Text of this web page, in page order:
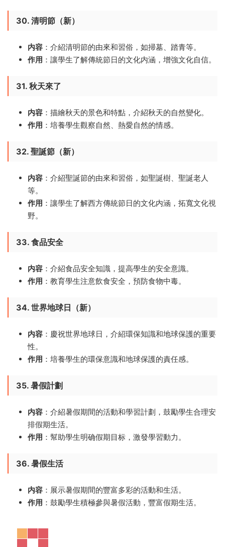
30. 清明節（新）
内容 ：介紹清明節的由來和習俗，如掃墓、踏青等。
作用 ：讓學生了解傳統節日的文化内涵，增強文化自信。
31. 秋天來了
内容 ：描繪秋天的景色和特點，介紹秋天的自然變化。
作用 ：培養學生觀察自然、熱愛自然的情感。
32. 聖誕節（新）
内容 ：介紹聖誕節的由來和習俗，如聖誕樹、聖誕老人
等。
作用 ：讓學生了解西方傳統節日的文化内涵，拓寬文化視
野。
33. 食品安全
内容 ：介紹食品安全知識，提高學生的安全意識。
作用 ：教育學生注意飲食安全，預防食物中毒。
34. 世界地球日（新）
内容 ：慶祝世界地球日，介紹環保知識和地球保護的重要
性。
作用 ：培養學生的環保意識和地球保護的責任感。
35. 暑假計劃
内容 ：介紹暑假期間的活動和學習計劃，鼓勵學生合理安
排假期生活。
作用 ：幫助學生明确假期目标，激發學習動力。
36. 暑假生活
内容 ：展示暑假期間的豐富多彩的活動和生活。
作用 ：鼓勵學生積極參與暑假活動，豐富假期生活。